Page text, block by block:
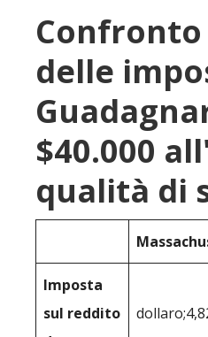
delle
$40.000
qualità di
Imposta
sul reddito